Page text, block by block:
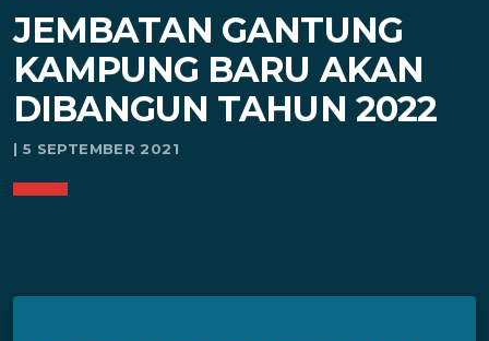
JEMBATAN GANTUNG
KAMPUNG BARU AKAN
DIBANGUN TAHUN 2022
| 5 SEPTEMBER 2021